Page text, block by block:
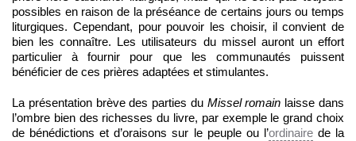
possibles en raison de la préséance de certains jours ou temps
liturgiques. Cependant, pour pouvoir les choisir, il convient de
bien les connaître. Les utilisateurs du missel auront un effort
particulier à fournir pour que les communautés puissent
bénéficier de ces prières adaptées et stimulantes.
La présentation brève des parties du Missel romain laisse dans
l’ombre bien des richesses du livre, par exemple le grand choix
de bénédictions et d’oraisons sur le peuple ou l’ordinairede la